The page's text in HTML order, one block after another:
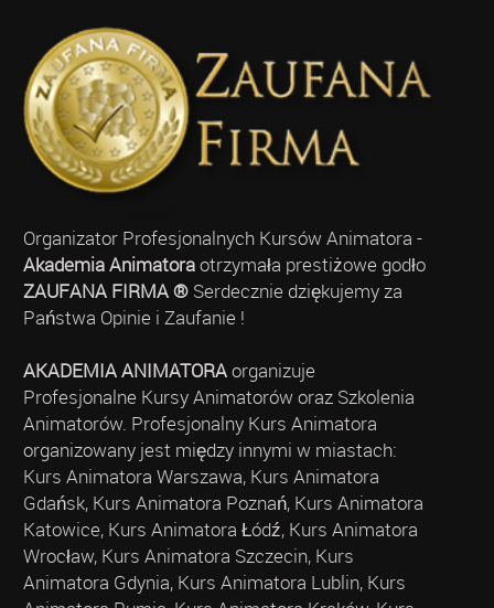
Organizator Profesjonalnych Kursów Animatora -
Akademia Animatoraotrzymała prestiżowe godło
ZAUFANA FIRMA ®Serdecznie dziękujemy za
Państwa Opinie i Zaufanie !
AKADEMIA ANIMATORAorganizuje
Profesjonalne Kursy Animatorów oraz Szkolenia
Animatorów. Profesjonalny Kurs Animatora
organizowany jest między innymi w miastach:
Kurs Animatora Warszawa, Kurs Animatora
Gdańsk, Kurs Animatora Poznań, Kurs Animatora
Katowice, Kurs Animatora Łódź, Kurs Animatora
Wrocław, Kurs Animatora Szczecin, Kurs
Animatora Gdynia, Kurs Animatora Lublin, Kurs